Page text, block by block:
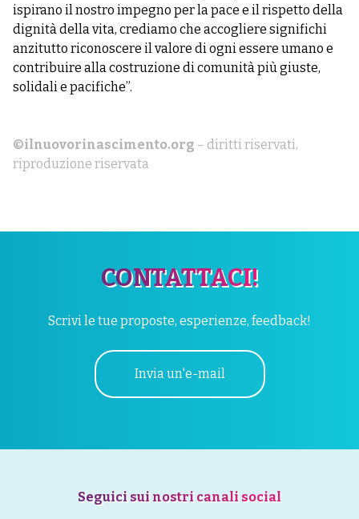
ispirano il nostro impegno per la pace e il rispetto della
dignità della vita, crediamo che accogliere significhi
anzitutto riconoscere il valore di ogni essere umano e
contribuire alla costruzione di comunità più giuste,
solidali e pacifiche”.
©ilnuovorinascimento.org – diritti riservati,
riproduzione riservata
CONTATTACI!
Scrivi le tue proposte, esperienze, feedback!
Invia un'e-mail
Seguici sui nostri canali social